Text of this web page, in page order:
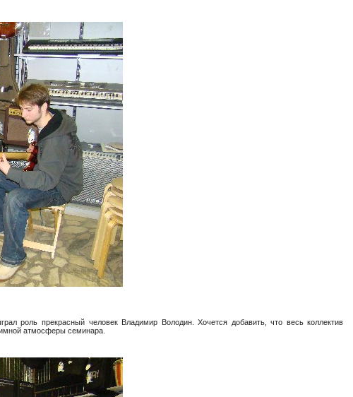
роль прекрасный человек Владимир Володин. Хочется добавить, что весь коллектив
атмосферы семинара.